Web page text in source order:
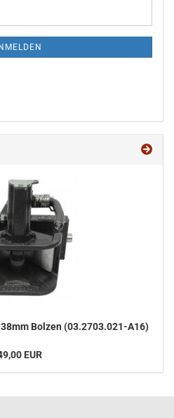
Bol­zen (03.2703.021-​A16)
EUR